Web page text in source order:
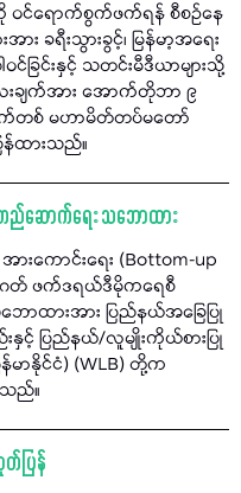
ဝင်ရောက်စွက်ဖက်ရန် စီစဉ်နေ
ား ခရီးသွားခွင့်၊ မြန်မာ့အရေး
င်ခြင်းနှင့် သတင်းမီဒီယာများသို့
ချက်အား အောက်တိုဘာ ၉
က်တစ် မဟာမိတ်တပ်မတော်
ထားသည်။
ည်ဆောက်ရေး သဘောထား
းကောင်းရေး (Bottom-up
တ် ဖက်ဒရယ်ဒီမိုကရေစီ
ထားအား ပြည်နယ်အခြေပြု
င့် ပြည်နယ်/လူမျိုးကိုယ်စားပြု
န်မာနိုင်ငံ) (WLB) တို့က
ည်။
ပြန်